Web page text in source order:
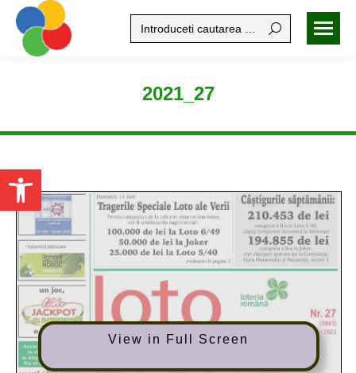
Open toolbar
Search:
2021_27
View in Full Screen